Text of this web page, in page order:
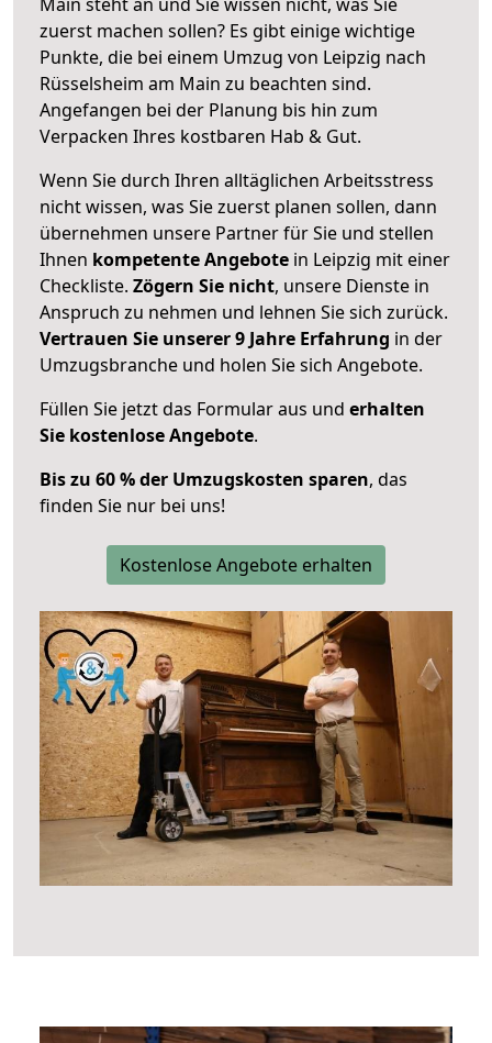
zuerst machen sollen? Es gibt einige wichtige
Punkte, die bei einem Umzug von Leipzig nach
Rüsselsheim am Main zu beachten sind.
Angefangen bei der Planung bis hin zum
Verpacken Ihres kostbaren Hab & Gut.
Wenn Sie durch Ihren alltäglichen Arbeitsstress
nicht wissen, was Sie zuerst planen sollen, dann
übernehmen unsere Partner für Sie und stellen
Ihnen kompetente Angebote in Leipzig mit einer
Checkliste. Zögern Sie nicht, unsere Dienste in
Anspruch zu nehmen und lehnen Sie sich zurück.
Vertrauen Sie unserer 9 Jahre Erfahrung in der
Umzugsbranche und holen Sie sich Angebote.
Füllen Sie jetzt das Formular aus und erhalten
Sie kostenlose Angebote.
Bis zu 60 % der Umzugskosten sparen, das
finden Sie nur bei uns!
Kostenlose Angebote erhalten